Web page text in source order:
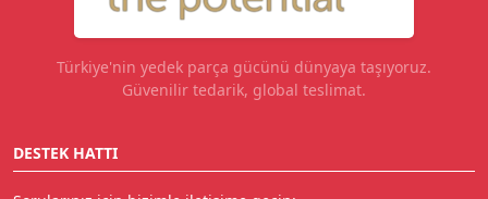
Türkiye'nin yedek parça gücünü dünyaya taşıyoruz.
Güvenilir tedarik, global teslimat.
DESTEK HATTI